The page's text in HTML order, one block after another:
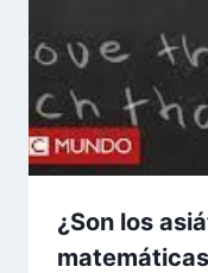
¿Son los